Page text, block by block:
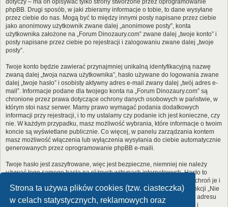
Strona ta używa plików cookies (tzw. ciasteczka)
w celach statystycznych, reklamowych oraz
dotyczy – ma on opisywać tylko strony stworzone przez oprogramowanie
phpBB. Drugi sposób, w jaki zbieramy informacje o tobie, to dane wysyłane
przez ciebie do nas. Mogą być to między innymi posty napisane przez ciebie
jako anonimowy użytkownik zwane dalej „anonimowe posty”, konta
użytkownika założone na „Forum Dinozaury.com” zwane dalej „twoje konto” i
posty napisane przez ciebie po rejestracji i zalogowaniu zwane dalej „twoje
posty”.
Twoje konto będzie zawierać przynajmniej unikalną identyfikacyjną nazwę
zwaną dalej „twoja nazwa użytkownika”, hasło używane do logowania zwane
dalej „twoje hasło” i osobisty aktywny adres e-mail zwany dalej „twój adres e-
mail”. Informacje podane dla twojego konta na „Forum Dinozaury.com” są
chronione przez prawa dotyczące ochrony danych osobowych w państwie, w
którym stoi nasz serwer. Mamy prawo wymagać podania dodatkowych
informacji przy rejestracji, i to my ustalamy czy podanie ich jest konieczne, czy
nie. W każdym przypadku, masz możliwość wybrania, które informacje o twoim
koncie są wyświetlane publicznie. Co więcej, w panelu zarządzania kontem
masz możliwość włączenia lub wyłączenia wysyłania do ciebie automatycznie
generowanych przez oprogramowanie phpBB e-maili.
Twoje hasło jest zaszyfrowane, więc jest bezpieczne, niemniej nie należy
używać tego samego hasła na różnych witrynach internetowych. Hasło to
umożliwia dostęp do twojego konta na „Forum Dinozaury.com”, więc chroń je i
w żadnym wypadku nie podawajnikomu. Jeśli je zapomnisz, użyj funkcji „Nie
pamiętam hasła”. Witryna poprosi cię o podanie nazwy użytkownika i adresu
e-mail. Po podaniu tych danych zostanie wygenerowane nowe hasło i